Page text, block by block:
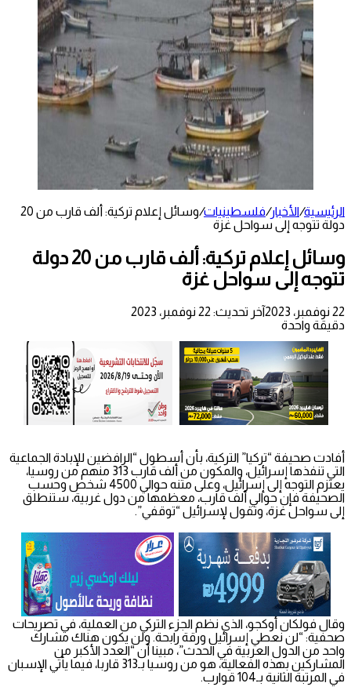
الرئيسية/الأخبار/فلسطينيات/
وسائل إعلام تركية: ألف قارب من 20
دولة تتوجه إلى سواحل غزة
وسائل إعلام تركية: ألف قارب من 20 دولة
تتوجه إلى سواحل غزة
22 نوفمبر، 2023
آخر تحديث: 22 نوفمبر، 2023
دقيقة واحدة
أفادت صحيفة “تركيا” التركية، بأن أسطول “الرافضين للإبادة الجماعية
التي تنفذها إسرائيل، والمكون من ألف قارب 313 منهم من روسيا،
يعتزم التوجه إلى إسرائيل، وعلى متنه حوالي 4500 شخص وحسب
الصحيفة فإن حوالي ألف قارب، معظمها من دول غربية، ستنطلق
إلى سواحل غزة، وتقول لإسرائيل “توقفي”.
وقال فولكان أوكجو، الذي نظم الجزء التركي من العملية، في تصريحات
صحفية: “لن نعطي إسرائيل ورقة رابحة. ولن يكون هناك مشارك
واحد من الدول العربية في الحدث”، مبينا أن “العدد الأكبر من
المشاركين بهذه الفعالية، هو من روسيا بـ313 قاربا، فيما يأتي الإسبان
في المرتبة الثانية بـ104 قوارب.